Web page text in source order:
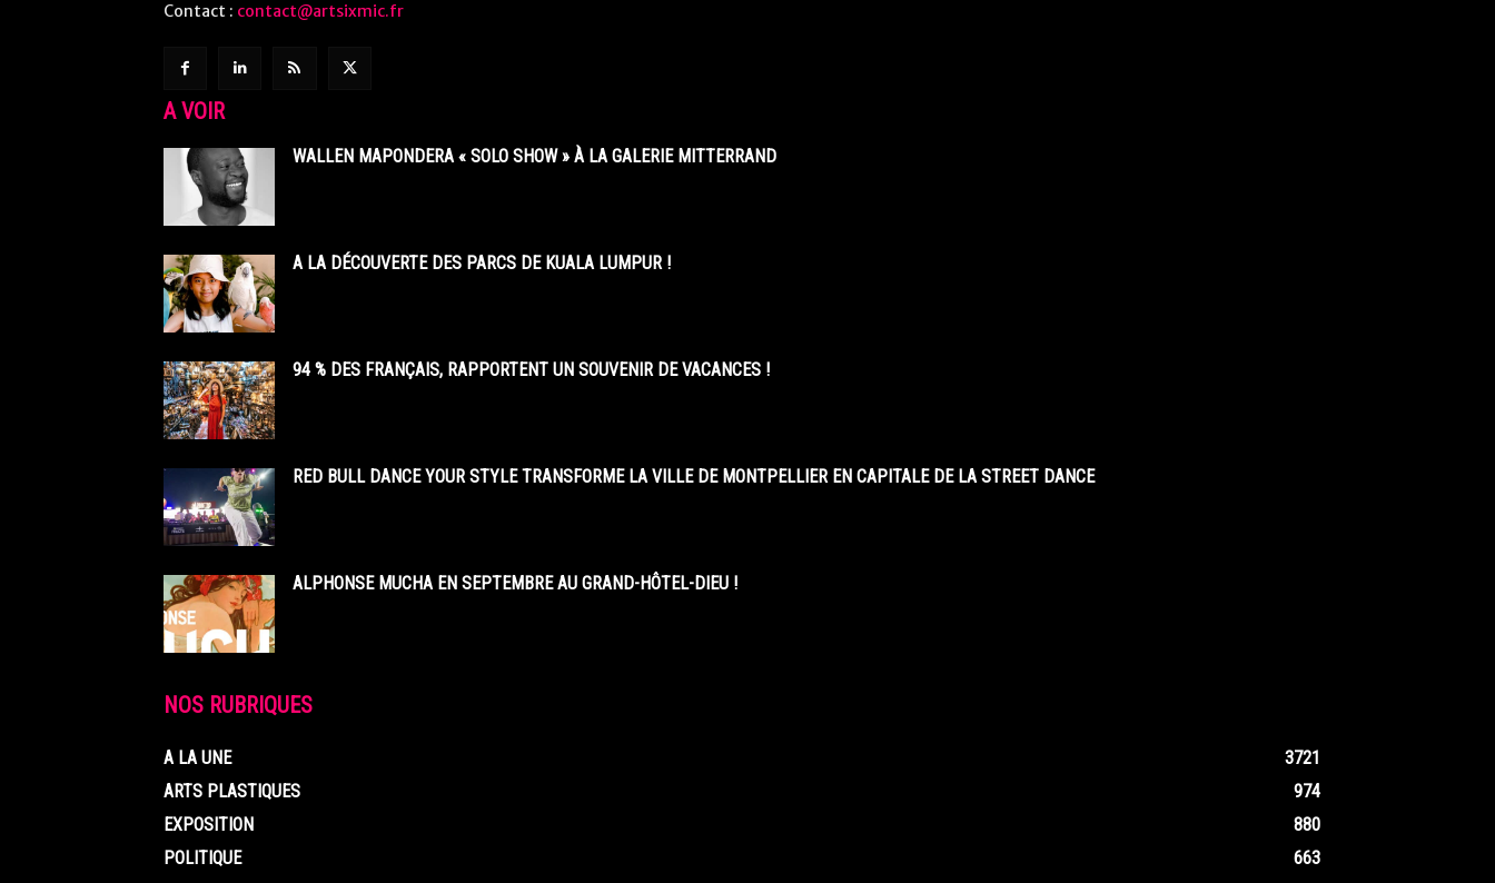
Contact : contact@artsixmic.fr
A VOIR
WALLEN MAPONDERA « SOLO SHOW » À LA GALERIE MITTERRAND
A LA DÉCOUVERTE DES PARCS DE KUALA LUMPUR !
94 % DES FRANÇAIS, RAPPORTENT UN SOUVENIR DE VACANCES !
RED BULL DANCE YOUR STYLE TRANSFORME LA VILLE DE MONTPELLIER EN CAPITALE DE LA STREET DANCE
ALPHONSE MUCHA EN SEPTEMBRE AU GRAND-HÔTEL-DIEU !
NOS RUBRIQUES
A LA UNE
3721
ARTS PLASTIQUES
974
EXPOSITION
880
POLITIQUE
663